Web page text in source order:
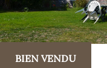
BIEN VENDU